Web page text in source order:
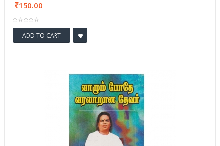
150.00
ADD TO CART